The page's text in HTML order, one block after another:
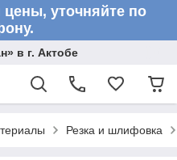
уточняйте по
в г. Актобе
Резка и шлифовка